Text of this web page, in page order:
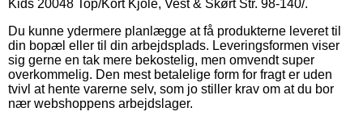
Kids 20048 Top/Kort Kjole, Vest & Skørt Str. 98-140/.
Du kunne ydermere planlægge at få produkterne leveret til
din bopæl eller til din arbejdsplads. Leveringsformen viser
sig gerne en tak mere bekostelig, men omvendt super
overkommelig. Den mest betalelige form for fragt er uden
tvivl at hente varerne selv, som jo stiller krav om at du bor
nær webshoppens arbejdslager.